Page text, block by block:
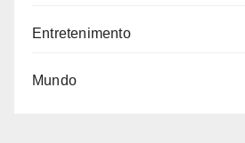
Entretenimento
Mundo